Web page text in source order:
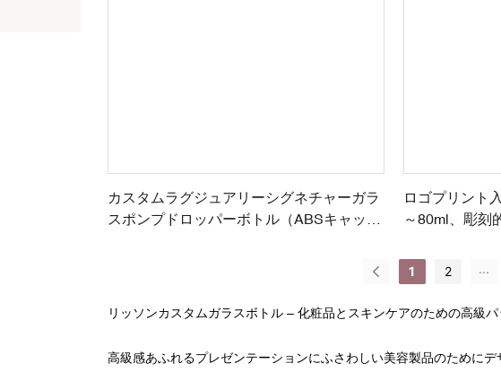
カスタムラグジュアリーシグネチャーガラ
スポンプドロッパーボトル（ABSキャップ
ロゴプリント
～80ml、彫刻
ム＋PP製スプ
1 2 ...
リッソンカスタムガラスボトル – 化粧品とスキンケアのための高級パ
高級感あふれるプレゼンテーションにふさわしい美容製品のために